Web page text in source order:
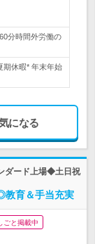
分時間外労働の
期休暇* 年末年始
になる
ダード上場◆土日祝
教育＆手当充実
ごと掲載中